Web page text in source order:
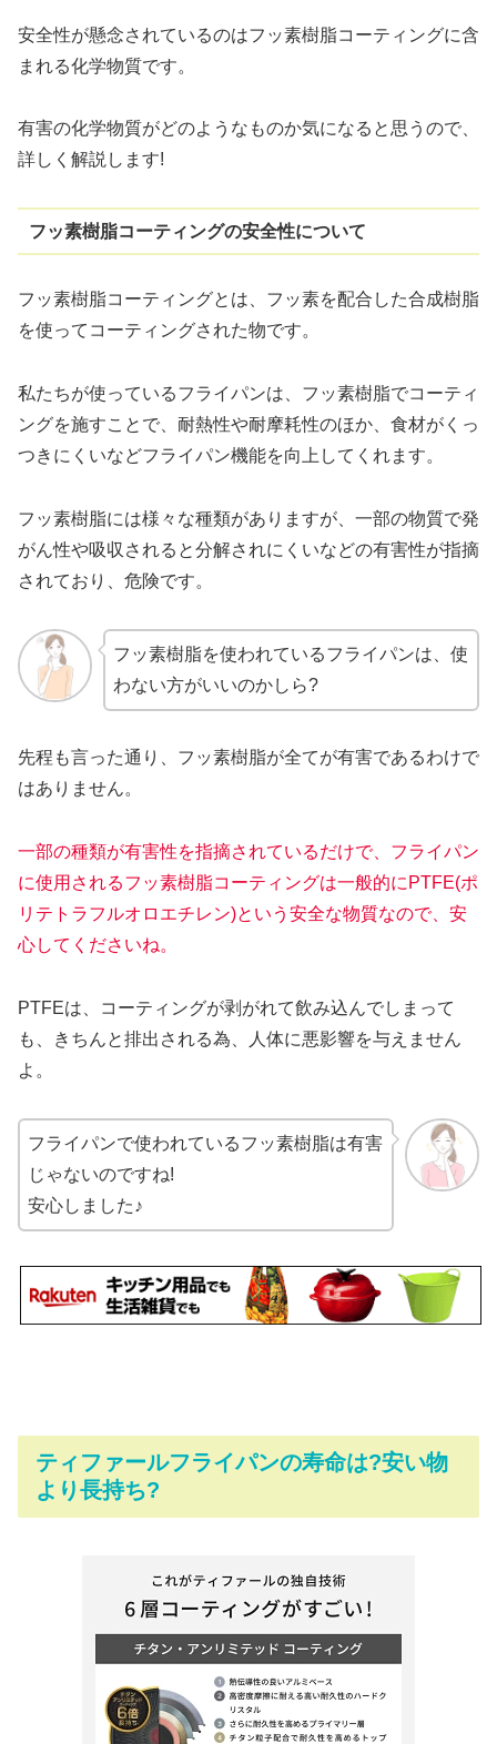
安全性が懸念されているのはフッ素樹脂コーティングに含
まれる化学物質です。
有害の化学物質がどのようなものか気になると思うので、
詳しく解説します!
フッ素樹脂コーティングの安全性について
フッ素樹脂コーティングとは、フッ素を配合した合成樹脂
を使ってコーティングされた物です。
私たちが使っているフライパンは、フッ素樹脂でコーティ
ングを施すことで、耐熱性や耐摩耗性のほか、食材がくっ
つきにくいなどフライパン機能を向上してくれます。
フッ素樹脂には様々な種類がありますが、一部の物質で発
がん性や吸収されると分解されにくいなどの有害性が指摘
されており、危険です。
フッ素樹脂を使われているフライパンは、使
わない方がいいのかしら?
先程も言った通り、フッ素樹脂が全てが有害であるわけで
はありません。
一部の種類が有害性を指摘されているだけで、フライパン
に使用されるフッ素樹脂コーティングは一般的にPTFE(ポ
リテトラフルオロエチレン)という安全な物質なので、安
心してくださいね。
PTFEは、コーティングが剥がれて飲み込んでしまって
も、きちんと排出される為、人体に悪影響を与えません
よ。
フライパンで使われているフッ素樹脂は有害
じゃないのですね!
安心しました♪
ティファールフライパンの寿命は?安い物
より長持ち?